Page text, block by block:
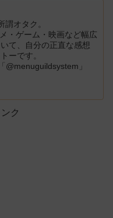
謂オタク。
・ゲーム・映画など幅広
て、自分の正直な感想
ーです。
@menuguildsystem」
ク